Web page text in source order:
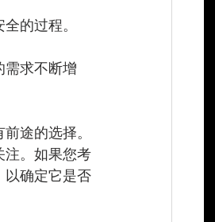
的过程。
需求不断增
途的选择。
注。如果您考
以确定它是否